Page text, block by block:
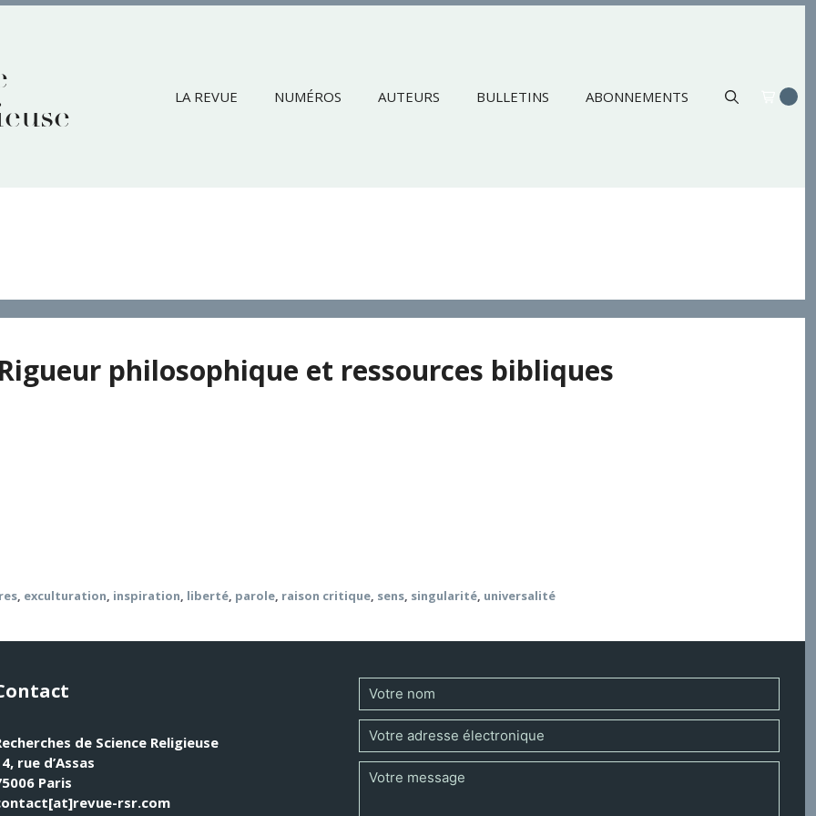
LA REVUE NUMÉROS AUTEURS BULLETINS ABONNEMENTS
philosophique et ressources bibliques
, exculturation, inspiration, liberté, parole, raison critique, sens, singularité, universalité
de Science Religieuse
rue d’Assas
Paris
rsr.com